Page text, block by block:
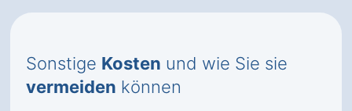
Sonstige Kosten und wie Sie sie
vermeiden können